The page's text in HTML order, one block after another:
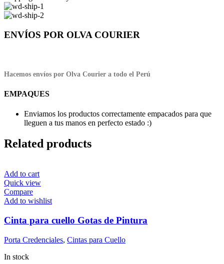
ENVÍOS POR OLVA COURIER
Hacemos envíos por Olva Courier a todo el Perú
EMPAQUES
Enviamos los productos correctamente empacados para que
lleguen a tus manos en perfecto estado :)
Related products
Add to cart
Quick view
Compare
Add to wishlist
Cinta para cuello Gotas de Pintura
Porta Credenciales, Cintas para Cuello
In stock